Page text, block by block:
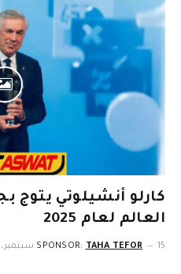
كارلو أنشيلوتي يتوج
العالم لعام 2025
SPONSOR: TAHA TEFOR 15 سبتمبر، 2025